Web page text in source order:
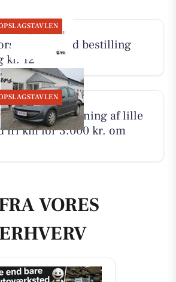
med bestilling
kl. 12
tilbyder biludlejning af lille
fri km for 3.000 kr. om
VORES